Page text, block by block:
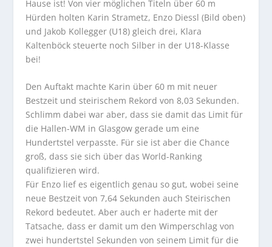
Hause ist! Von vier möglichen Titeln über 60 m
Hürden holten Karin Strametz, Enzo Diessl (Bild oben)
und Jakob Kollegger (U18) gleich drei, Klara
Kaltenböck steuerte noch Silber in der U18-Klasse
bei!
Den Auftakt machte Karin über 60 m mit neuer
Bestzeit und steirischem Rekord von 8,03 Sekunden.
Schlimm dabei war aber, dass sie damit das Limit für
die Hallen-WM in Glasgow gerade um eine
Hundertstel verpasste. Für sie ist aber die Chance
groß, dass sie sich über das World-Ranking
qualifizieren wird.
Für Enzo lief es eigentlich genau so gut, wobei seine
neue Bestzeit von 7,64 Sekunden auch Steirischen
Rekord bedeutet. Aber auch er haderte mit der
Tatsache, dass er damit um den Wimperschlag von
zwei hundertstel Sekunden von seinem Limit für die